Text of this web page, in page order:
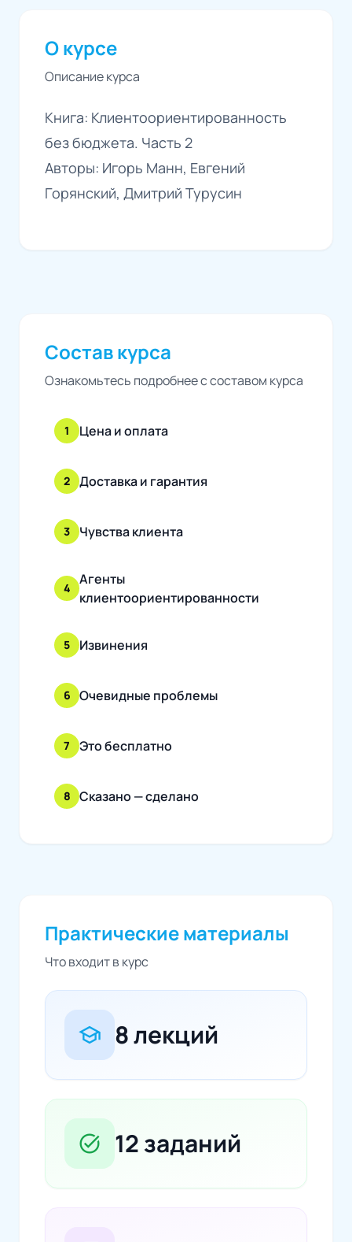
О курсе
Описание курса
Книга: Клиентоориентированность
без бюджета. Часть 2
Авторы: Игорь Манн, Евгений
Горянский, Дмитрий Турусин
Состав курса
Ознакомьтесь подробнее с составом курса
1 Цена и оплата
2 Доставка и гарантия
3 Чувства клиента
4
Агенты
клиентоориентированности
5 Извинения
6 Очевидные проблемы
7 Это бесплатно
8 Сказано — сделано
Практические материалы
Что входит в курс
school 8 лекций
task_alt 12 заданий